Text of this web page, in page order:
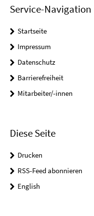
Service-Navigation
Startseite
Impressum
Datenschutz
Barrierefreiheit
Mitarbeiter/-innen
Diese Seite
Drucken
RSS-Feed abonnieren
English